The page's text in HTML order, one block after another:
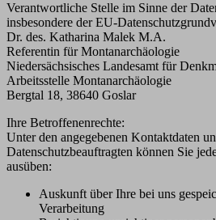
Verantwortliche Stelle im Sinne der
insbesondere der EU-
Dr. des. Katharina Malek M.A.
Referentin für Montanarchäologie
Niedersächsisches Landesamt für
Arbeitsstelle Montanarchäologie
Bergtal 18, 38640 Goslar
Ihre Betroffenenrechte:
Unter den angegebenen Kontaktdaten
Datenschutzbeauftragten können Sie
ausüben:
Auskunft über Ihre bei uns
Verarbeitung